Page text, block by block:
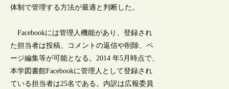
体制で管理する方法が最適と判断した。
Facebookには管理人機能があり、登録され
た担当者は投稿、コメントの返信や削除、ペ
ージ編集等が可能となる。2014 年5月時点で、
本学図書館Facebookに管理人として登録され
ている担当者は25名である。内訳は広報委員